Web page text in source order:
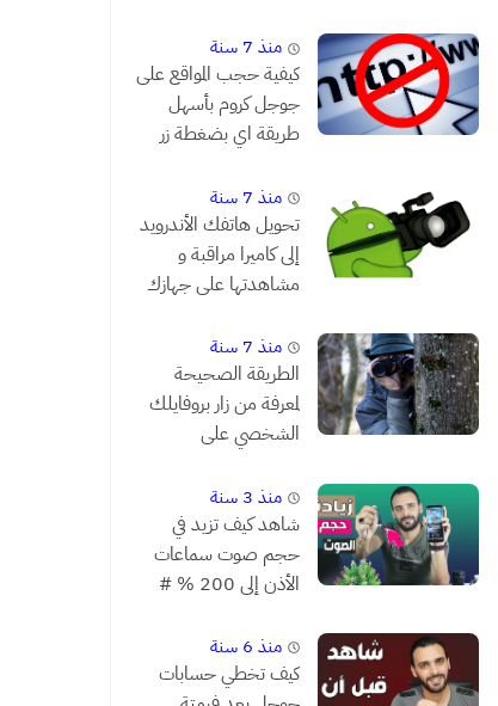
منذ 7 سنة
كيفية حجب المواقع على
جوجل كروم بأسهل
طريقة اي بضغطة زر
منذ 7 سنة
تحويل هاتفك الأندرويد
إلى كاميرا مراقبة و
مشاهدتها على جهازك
منذ 7 سنة
الطريقة الصحيحة
لمعرفة من زار بروفايلك
الشخصي على
منذ 3 سنة
شاهد كيف تزيد في
حجم صوت سماعات
الأذن إلى 200 % #
منذ 6 سنة
كيف تخطي حسابات